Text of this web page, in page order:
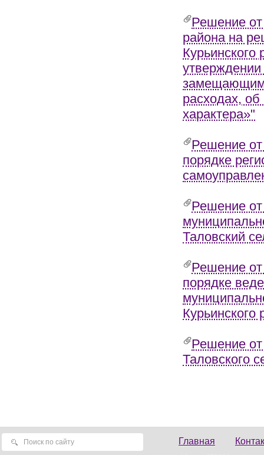
Решение
района на
расходах,
характера»"
Решение
порядке
Решение
Таловский
Решение
порядке
Курьинского
Решение
Таловского
Главная